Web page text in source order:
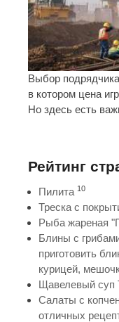
Выбор
в котором цена
Но здесь есть
Рейтинг
Пилита 10
Треска с
Рыба жареная
Блины с
приготовить
курицей,
Щавелевый суп
Салаты с
отличных